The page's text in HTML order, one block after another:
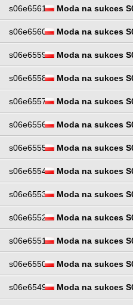
s06e6561 Moda na sukces
s06e6560 Moda na sukces
s06e6559 Moda na sukces
s06e6558 Moda na sukces
s06e6557 Moda na sukces
s06e6556 Moda na sukces
s06e6555 Moda na sukces
s06e6554 Moda na sukces
s06e6553 Moda na sukces
s06e6552 Moda na sukces
s06e6551 Moda na sukces
s06e6550 Moda na sukces
s06e6549 Moda na sukces